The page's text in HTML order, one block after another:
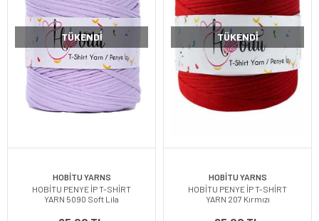
TÜKENDI
HOBİTU YARNS
HOBİTU PENYE İP T-SHİRT
YARN 5090 Soft Lila
TÜKENDI
HOBİTU YARNS
HOBİTU PENYE İP T-SHİRT
YARN 207 Kırmızı